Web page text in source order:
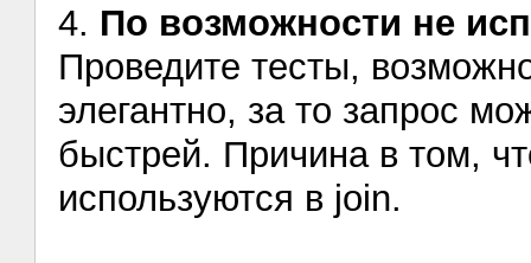
4. По возможности не
Проведите тесты,
элегантно, за то запрос
быстрей. Причина в том,
используются в join.